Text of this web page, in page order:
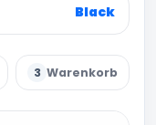
Black
3 Warenkorb